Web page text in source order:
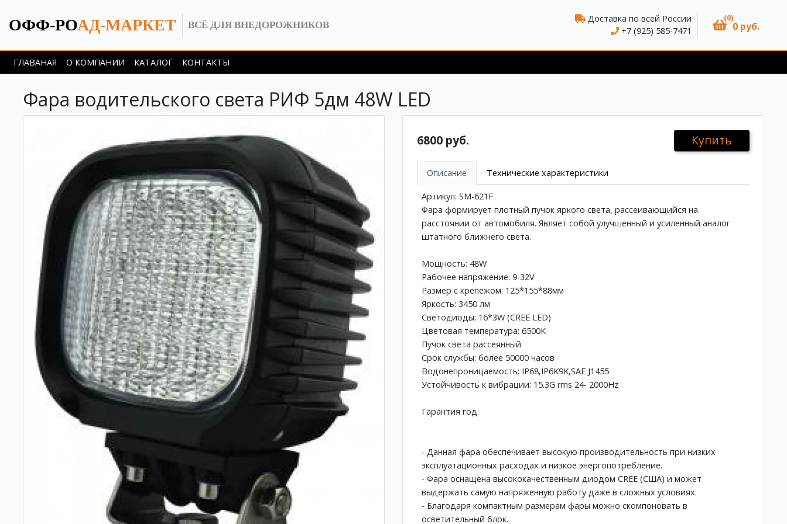
ОФФ-РОАД-МАРКЕТ ВСЁ ДЛЯ ВНЕДОРОЖНИКОВ
Доставка по всей России
+7 (925) 585-7471
(0)
0 руб.
ГЛАВАНАЯ О КОМПАНИИ КАТАЛОГ КОНТАКТЫ
Фара водительского света РИФ 5дм 48W LED
6800 руб. Купить
Описание Технические характеристики
Артикул: SM-621F
Фара формирует плотный пучок яркого света, рассеивающийся на
расстоянии от автомобиля. Являет собой улучшенный и усиленный аналог
штатного ближнего света.
Мощность: 48W
Рабочее напряжение: 9-32V
Размер с крепежом: 125*155*88мм
Яркость: 3450 лм
Светодиоды: 16*3W (CREE LED)
Цветовая температура: 6500К
Пучок света рассеянный
Срок службы: более 50000 часов
Водонепроницаемость: IP68,IP6K9K,SAE J1455
Устойчивость к вибрации: 15.3G rms 24- 2000Hz
Гарантия год.
- Данная фара обеспечивает высокую производительность при низких
эксплуатационных расходах и низкое энергопотребление.
- Фара оснащена высококачественным диодом CREE (США) и может
выдержать самую напряженную работу даже в сложных условиях.
- Благодаря компактным размерам фары можно скомпоновать в
осветительный блок.